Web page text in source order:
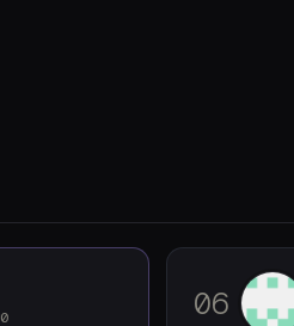
06